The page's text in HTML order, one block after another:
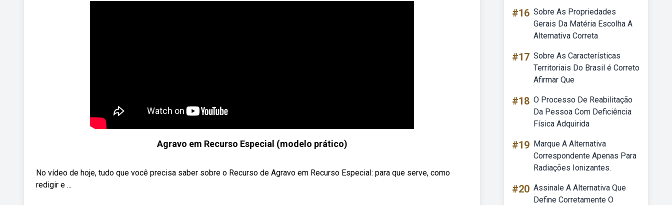
Agravo em Recurso Especial (modelo prático)
No vídeo de hoje, tudo que você precisa saber sobre o Recurso de Agravo em Recurso Especial: para que serve, como
redigir e ...
#16 Sobre As Propriedades
Gerais Da Matéria Escolha A
Alternativa Correta
#17 Sobre As Características
Territoriais Do Brasil é Correto
Afirmar Que
#18 O Processo De Reabilitação
Da Pessoa Com Deficiência
Física Adquirida
#19 Marque A Alternativa
Correspondente Apenas Para
Radiações Ionizantes.
#20 Assinale A Alternativa Que
Define Corretamente O